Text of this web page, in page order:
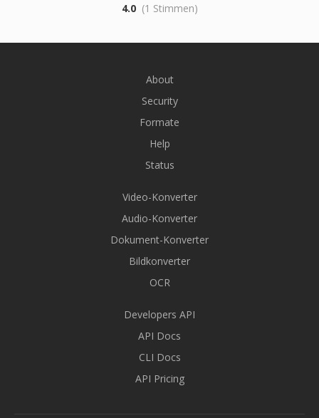
4.0 (1 Stimmen)
About
Security
Formate
Help
Status
Video-Konverter
Audio-Konverter
Dokument-Konverter
Bildkonverter
OCR
Developers API
API Docs
CLI Docs
API Pricing